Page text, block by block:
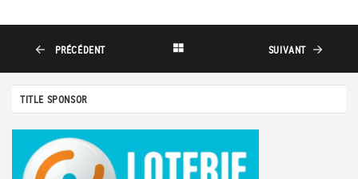
PRÉCÉDENT SUIVANT
TITLE SPONSOR